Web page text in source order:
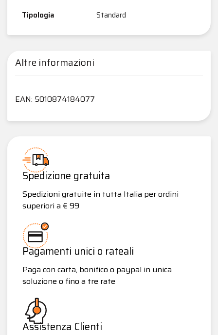
Tipologia Standard
Altre informazioni
EAN: 5010874184077
Spedizione gratuita
Spedizioni gratuite in tutta Italia per ordini
superiori a € 99
Pagamenti unici o rateali
Paga con carta, bonifico o paypal in unica
soluzione o fino a tre rate
Assistenza Clienti